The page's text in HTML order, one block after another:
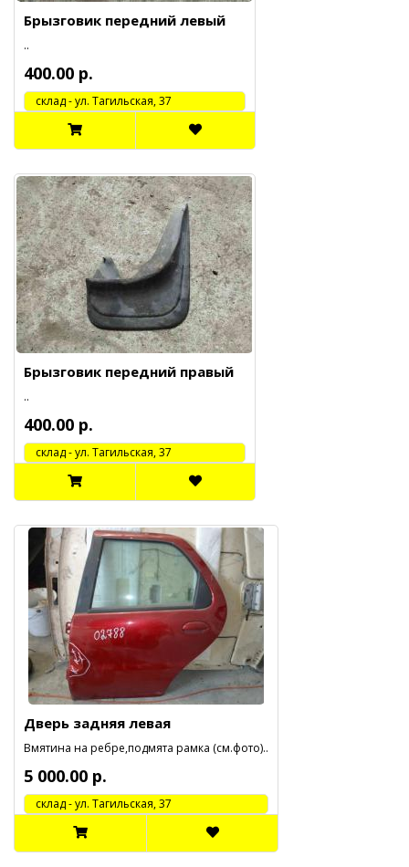
Брызговик передний левый
..
400.00 р.
cклад - ул. Тагильская, 37
Брызговик передний правый
..
400.00 р.
cклад - ул. Тагильская, 37
Дверь задняя левая
Вмятина на ребре,подмята рамка (см.фото)..
5 000.00 р.
cклад - ул. Тагильская, 37